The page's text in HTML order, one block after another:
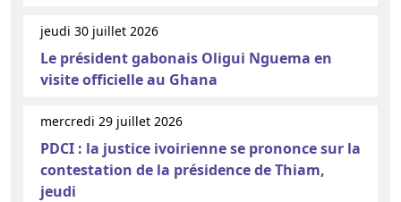
jeudi 30 juillet 2026
Le président gabonais Oligui Nguema en
visite officielle au Ghana
mercredi 29 juillet 2026
PDCI : la justice ivoirienne se prononce sur la
contestation de la présidence de Thiam,
jeudi